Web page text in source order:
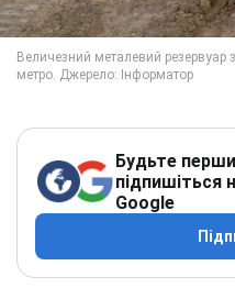
Будьте
підпишіться
Google